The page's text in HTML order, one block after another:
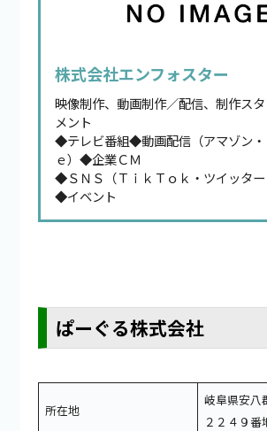
株式会社エンフォスター
映像制作、動画制作／配信、制作ス
メント
◆テレビ番組◆動画配信（アマゾン・
ｅ）◆企業ＣＭ
◆ＳＮＳ（ＴｉｋＴｏｋ・ツイッター
◆イベント
ぱーぐる株式会社
所在地
岐阜県安八
２２４９番